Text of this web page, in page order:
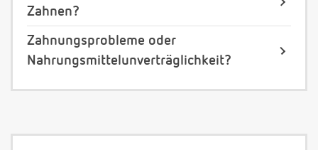
Zahnen?
Zahnungsprobleme oder
Nahrungsmittelunverträglichkeit?